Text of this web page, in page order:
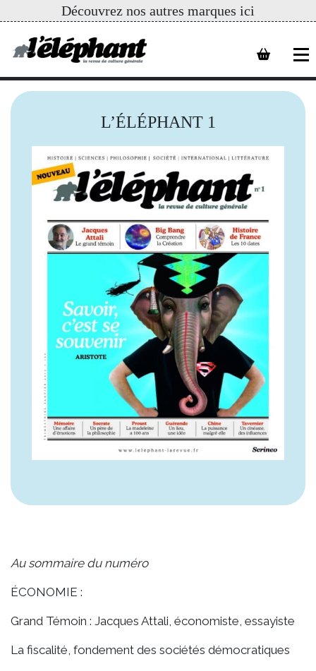
Découvrez nos autres marques ici
L’ÉLÉPHANT 1
Au sommaire du numéro
ÉCONOMIE :
Grand Témoin : Jacques Attali, économiste, essayiste
La fiscalité, fondement des sociétés démocratiques